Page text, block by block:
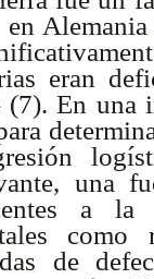
eran
(7). En
una
a la
como
de